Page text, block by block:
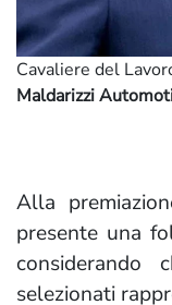
Cavaliere del
Maldarizzi
Alla
presente una
selezionati